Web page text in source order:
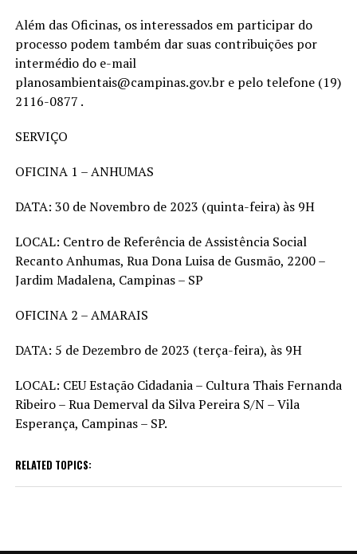
Além das Oficinas, os interessados em participar do
processo podem também dar suas contribuições por
intermédio do e-mail
planosambientais@campinas.gov.br e pelo telefone (19)
2116-0877 .
SERVIÇO
OFICINA 1 – ANHUMAS
DATA: 30 de Novembro de 2023 (quinta-feira) às 9H
LOCAL: Centro de Referência de Assistência Social
Recanto Anhumas, Rua Dona Luisa de Gusmão, 2200 –
Jardim Madalena, Campinas – SP
OFICINA 2 – AMARAIS
DATA: 5 de Dezembro de 2023 (terça-feira), às 9H
LOCAL: CEU Estação Cidadania – Cultura Thais Fernanda
Ribeiro – Rua Demerval da Silva Pereira S/N – Vila
Esperança, Campinas – SP.
RELATED TOPICS: